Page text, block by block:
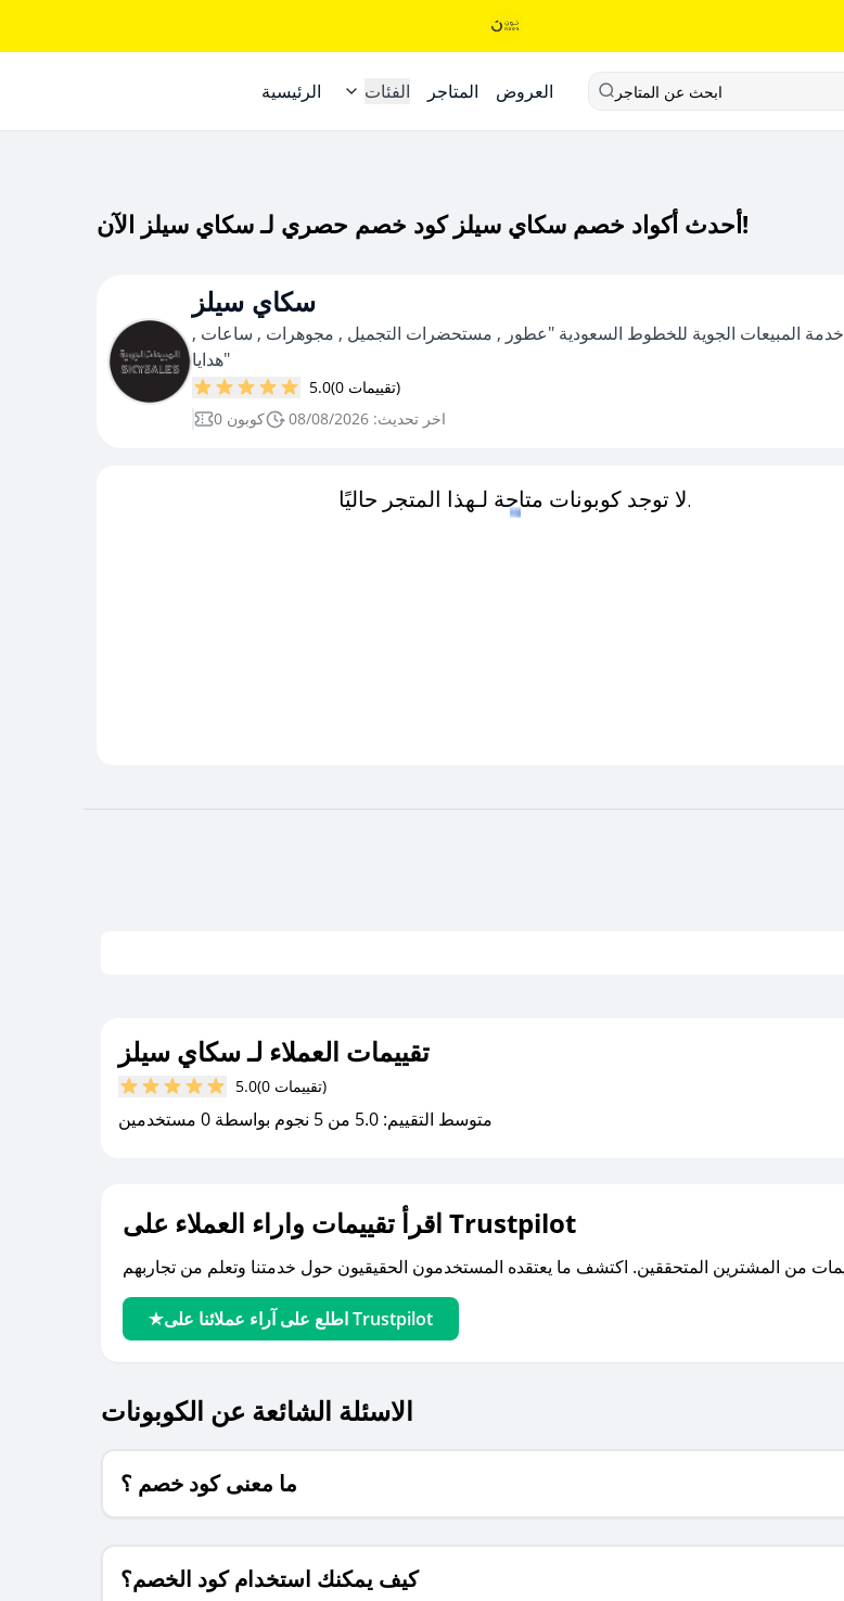
الرئيسية الفئات المتاجر العروض ابحث عن المتاجر
أحدث أكواد خصم سكاي سيلز كود خصم حصري لـ سكاي سيلز الآن!
سكاي سيلز
خدمة المبيعات الجوية للخطوط السعودية "عطور , مستحضرات التجميل , مجوهرات , ساعات ,
هدايا"
5.0
(0 تقييمات)
0 كوبون
اخر تحديث: 08/08/2026
لا توجد كوبونات متاحة لـهذا المتجر حاليًا.
تقييمات العملاء لـ سكاي سيلز
5.0 (0 تقييمات)
متوسط التقييم: 5.0 من 5 نجوم بواسطة 0 مستخدمين
اقرأ تقييمات واراء العملاء على Trustpilot
اطلع على آراء عملائنا على Trustpilot
الاسئلة الشائعة عن الكوبونات
ما معنى كود خصم ؟
كيف يمكنك استخدام كود الخصم؟